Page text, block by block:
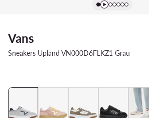
Vans
Sneakers Upland VN000D6FLKZ1 Grau